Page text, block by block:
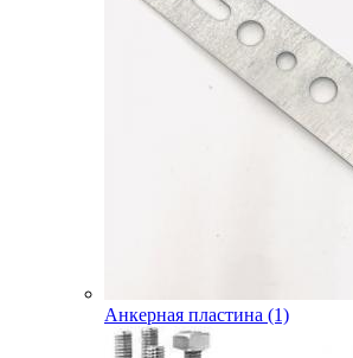
Анкерная пластина (1)